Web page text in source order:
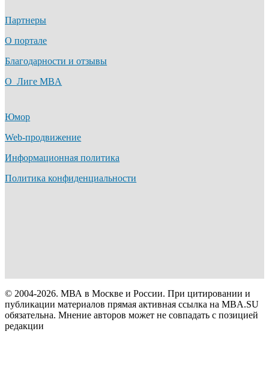
Партнеры
О портале
Благодарности и отзывы
О Лиге MBA
Юмор
Web-продвижение
Информационная политика
Политика конфиденциальности
© 2004-2026. МВА в Москве и России. При цитировании и
публикации материалов прямая активная ссылка на MBA.SU
обязательна. Мнение авторов может не совпадать с позицией
редакции